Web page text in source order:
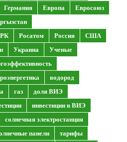
Германия Европа
Евросоюз
РК
Росатом Россия
США
Украина
Ученые
водород
газ
доля ВИЭ
инвестиции в ВИЭ
солнечная электростанция
панели
тарифы